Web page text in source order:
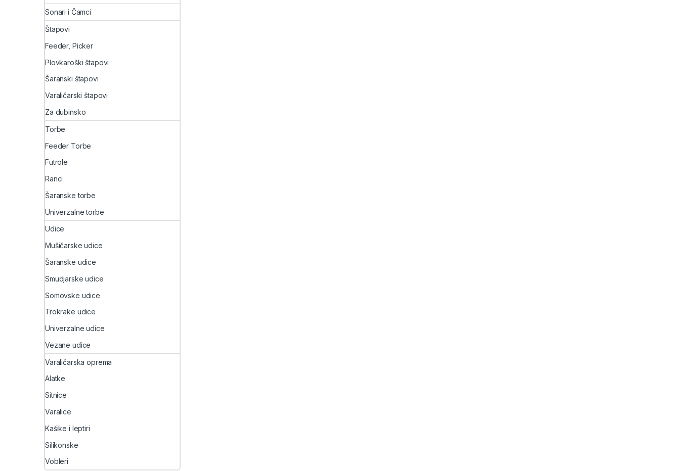
Sonari i Čamci
Štapovi
Feeder, Picker
Plovkaroški štapovi
Šaranski štapovi
Varaličarski štapovi
Za dubinsko
Torbe
Feeder Torbe
Futrole
Ranci
Šaranske torbe
Univerzalne torbe
Udice
Mušičarske udice
Šaranske udice
Smudjarske udice
Somovske udice
Trokrake udice
Univerzalne udice
Vezane udice
Varaličarska oprema
Alatke
Sitnice
Varalice
Kašike i leptiri
Silikonske
Vobleri